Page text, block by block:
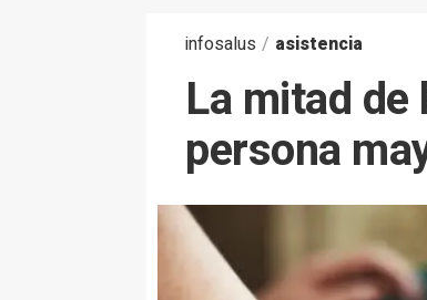
infosalus / asistencia
La mitad
persona